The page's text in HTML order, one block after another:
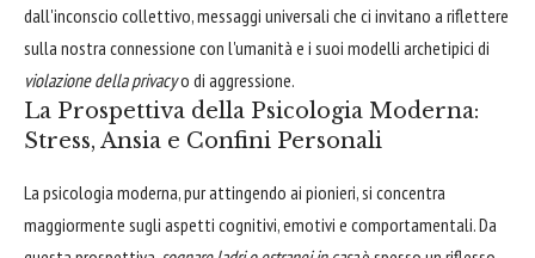
dall'inconscio collettivo, messaggi universali che ci invitano a riflettere
sulla nostra connessione con l'umanità e i suoi modelli archetipici di
violazione della privacyo di aggressione.
La Prospettiva della Psicologia Moderna:
Stress, Ansia e Confini Personali
La psicologia moderna, pur attingendo ai pionieri, si concentra
maggiormente sugli aspetti cognitivi, emotivi e comportamentali. Da